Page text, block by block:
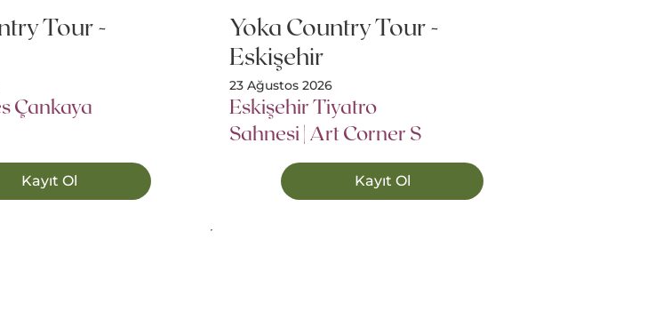
Tour -
Çankaya
Kayıt Ol
Yoka Country Tour -
Eskişehir
23 Ağustos 2026
Eskişehir Tiyatro
Sahnesi | Art Corner S
Kayıt Ol